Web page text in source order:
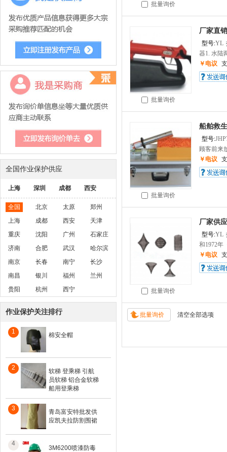
全国作业保护供应
上海 深圳 成都 西安
全国 北京 太原
郑州
上海
成都 西安
天津
重庆
沈阳 广州
石家庄
济南
合肥 武汉
哈尔滨
南京
长春 南宁
长沙
南昌
银川 福州
兰州
贵阳
杭州 西宁
作业保护关注排行
1 棉安全帽
2
软梯 登乘梯 引航
员软梯 铝合金软梯
船用登乘梯
3
青岛富安特批发供
应凯夫拉防割围裙
4
3M6200喷漆防毒
批量询价
批量询价
厂家直
型号:YL
器1. 水陆
￥电议
批量询价
船舶救
型号:
顾客前来
￥电议
批量询价
厂家供
型号:YL
和1972年
￥电议